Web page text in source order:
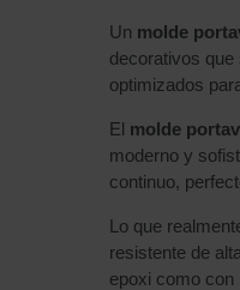
Un molde
decorativos
optimizados
El molde
moderno y
continuo,
Lo que
resistente de
epoxi como con